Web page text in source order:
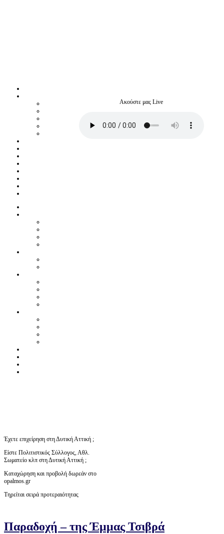
Ακούστε μας Live
Έχετε επιχείρηση στη Δυτική Αττική ;
Είστε Πολιτιστικός Σύλλογος, Αθλ.
Σωματείο κλπ στη Δυτική Αττική ;
Καταχώρηση και προβολή δωρεάν στο
opalmos.gr
Τηρείται σειρά προτεραιότητας
Παραδοχή – της Έμμας Τσιβρά